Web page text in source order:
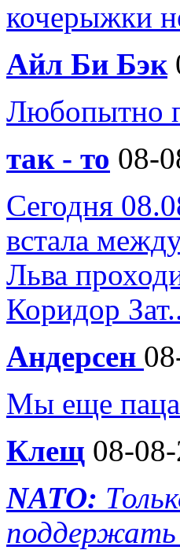
кочерыжки
Айл Би Бэк
Любопытно
так - то 08-
Сегодня
встала
Льва
Коридор
Андерсен
Мы еще
Клещ 08-
NATO:
поддержать